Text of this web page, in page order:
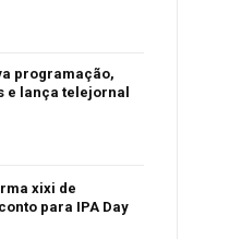
programação,
e lança telejornal
xixi de
para IPA Day